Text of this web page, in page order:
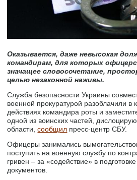
Оказывается, даже невысокая
командирам, для которых
значащее словосочетание,
целью незаконной наживы.
Служба безопасности Украины
военной прокуратурой разоблачили в
действиях командира роты и
одной из воинских частей,
области,сообщил пресс-центр СБУ.
Офицеры занимались
поступить на военную службу по
гривен – за «содействие» в
документов.